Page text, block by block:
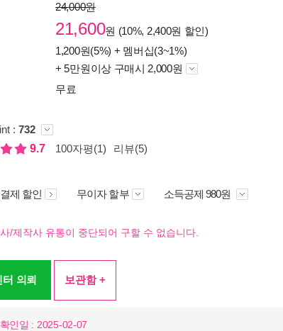
24,000원
21,600원 (10%, 2,400원 할인)
1,200원(5%) + 멤버십(3~1%)
+ 5만원이상 구매시 2,000원
무료
: 732
9.7
100자평(1) 리뷰(5)
제 할인 무이자 할부 소득공제 980원
/제작사 유통이 중단되어 구할 수 없습니다.
터 의뢰 보관함 +
인일 : 2025-02-07